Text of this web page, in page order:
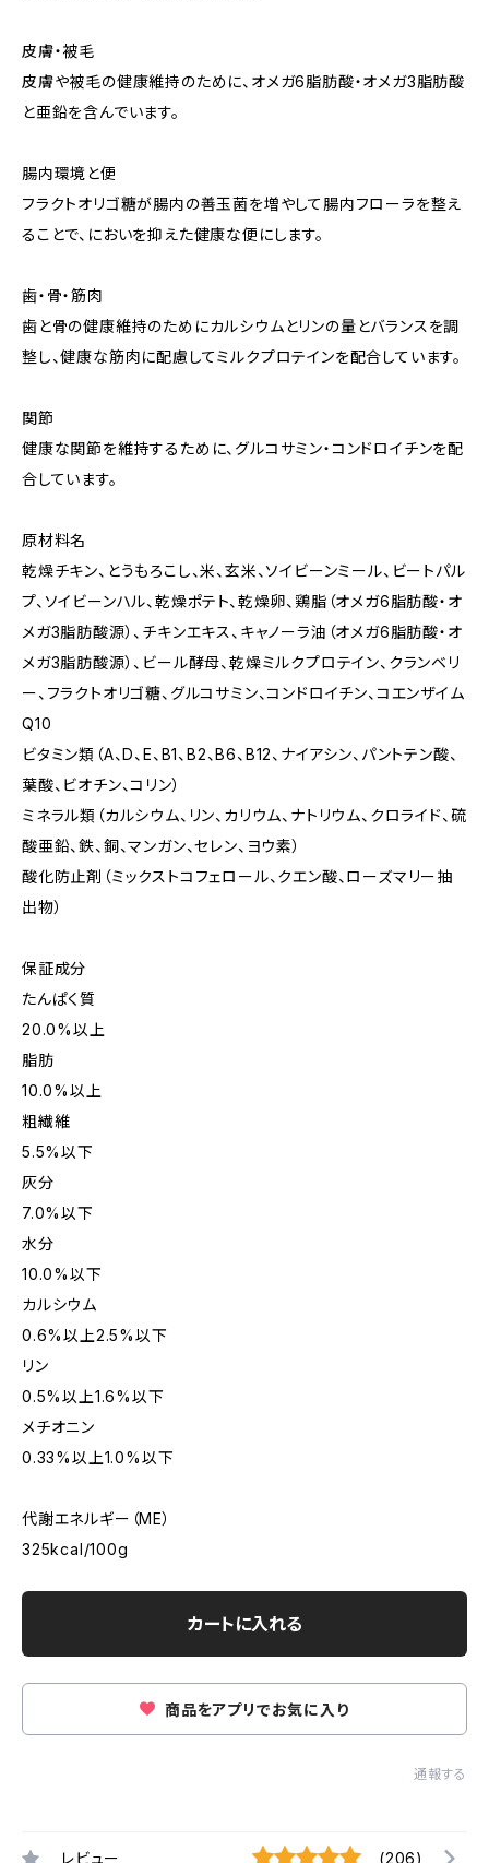
皮膚・被毛
皮膚や被毛の健康維持のために、オメガ6脂肪酸・オメガ3脂肪酸
と亜鉛を含んでいます。
腸内環境と便
フラクトオリゴ糖が腸内の善玉菌を増やして腸内フローラを整え
ることで、においを抑えた健康な便にします。
歯・骨・筋肉
歯と骨の健康維持のためにカルシウムとリンの量とバランスを調
整し、健康な筋肉に配慮してミルクプロテインを配合しています。
関節
健康な関節を維持するために、グルコサミン・コンドロイチンを配
合しています。
原材料名
乾燥チキン、とうもろこし、米、玄米、ソイビーンミール、ビートパル
プ、ソイビーンハル、乾燥ポテト、乾燥卵、鶏脂（オメガ6脂肪酸・オ
メガ3脂肪酸源）、チキンエキス、キャノーラ油（オメガ6脂肪酸・オ
メガ3脂肪酸源）、ビール酵母、乾燥ミルクプロテイン、クランベリ
ー、フラクトオリゴ糖、グルコサミン、コンドロイチン、コエンザイム
Q10
ビタミン類（A、D、E、B1、B2、B6、B12、ナイアシン、パントテン酸、
葉酸、ビオチン、コリン）
ミネラル類（カルシウム、リン、カリウム、ナトリウム、クロライド、硫
酸亜鉛、鉄、銅、マンガン、セレン、ヨウ素）
酸化防止剤（ミックストコフェロール、クエン酸、ローズマリー抽
出物）
保証成分
たんぱく質
20.0%以上
脂肪
10.0%以上
粗繊維
5.5%以下
灰分
7.0%以下
水分
10.0%以下
カルシウム
0.6%以上2.5%以下
リン
0.5%以上1.6%以下
メチオニン
0.33%以上1.0%以下
代謝エネルギー（ME）
325kcal/100g
カートに入れる
商品をアプリでお気に入り
通報する
レビュー (206)